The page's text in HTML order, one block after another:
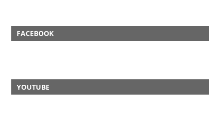
FACEBOOK
YOUTUBE